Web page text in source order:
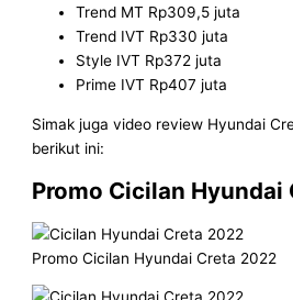
Trend MT Rp309,5 juta
Trend IVT Rp330 juta
Style IVT Rp372 juta
Prime IVT Rp407 juta
Simak juga video review Hyundai
berikut ini:
Promo Cicilan Hyundai
Promo Cicilan Hyundai Creta 2022